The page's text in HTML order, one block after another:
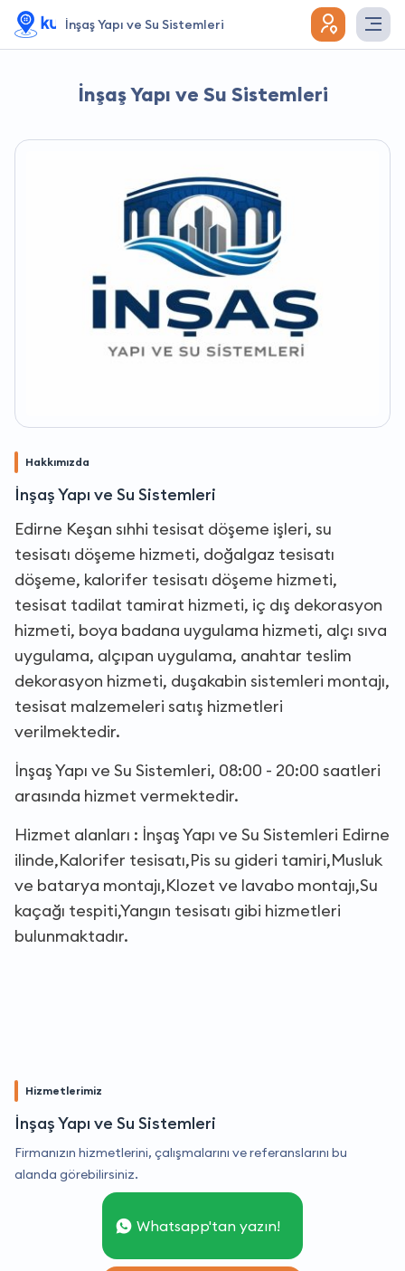
İnşaş Yapı ve Su Sistemleri
İnşaş Yapı ve Su Sistemleri
Hakkımızda
İnşaş Yapı ve Su Sistemleri
Edirne Keşan sıhhi tesisat döşeme işleri, su
tesisatı döşeme hizmeti, doğalgaz tesisatı
döşeme, kalorifer tesisatı döşeme hizmeti,
tesisat tadilat tamirat hizmeti, iç dış dekorasyon
hizmeti, boya badana uygulama hizmeti, alçı sıva
uygulama, alçıpan uygulama, anahtar teslim
dekorasyon hizmeti, duşakabin sistemleri montajı,
tesisat malzemeleri satış hizmetleri
verilmektedir.
İnşaş Yapı ve Su Sistemleri, 08:00 - 20:00 saatleri
arasında hizmet vermektedir.
Hizmet alanları : İnşaş Yapı ve Su Sistemleri Edirne
ilinde,Kalorifer tesisatı,Pis su gideri tamiri,Musluk
ve batarya montajı,Klozet ve lavabo montajı,Su
kaçağı tespiti,Yangın tesisatı gibi hizmetleri
bulunmaktadır.
Hizmetlerimiz
İnşaş Yapı ve Su Sistemleri
Firmanızın hizmetlerini, çalışmalarını ve referanslarını bu
alanda görebilirsiniz.
Whatsapp'tan yazın!